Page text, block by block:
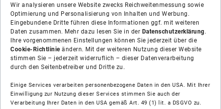
Wir analysieren unsere Website zwecks Reichweitenmessung sowie
Optimierung und Personalisierung von Inhalten und Werbung.
Eingebundene Dritte führen diese Informationen ggf. mit weiteren
Daten zusammen. Mehr dazu lesen Sie in der Datenschutzerklärung.
Ihre vorgenommenen Einstellungen können Sie jederzeit über die
Cookie-Richtlinieändern. Mit der weiteren Nutzung dieser Website
stimmen Sie – jederzeit widerruflich – dieser Datenverarbeitung
durch den Seitenbetreiber und Dritte zu.
Einige Services verarbeiten personenbezogene Daten in den USA. Mit Ihrer
Einwilligung zur Nutzung dieser Services stimmen Sie auch der
Verarbeitung Ihrer Daten in den USA gemäß Art. 49 (1) lit. a DSGVO zu.